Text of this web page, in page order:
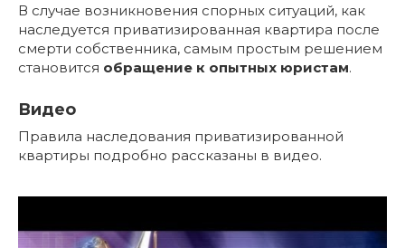
В случае возникновения спорных ситуаций, как
наследуется приватизированная квартира после
смерти собственника, самым простым решением
становится обращение к опытных юристам.
Видео
Правила наследования приватизированной
квартиры подробно рассказаны в видео.